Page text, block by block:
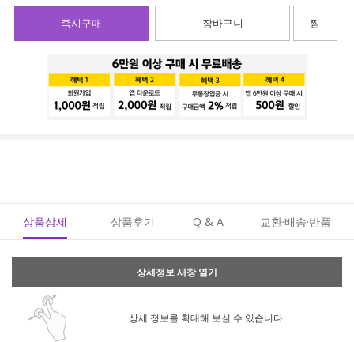
즉시구매 장바구니 찜
상품상세 상품후기 Q & A 교환·배송·반품
상세정보 새창 열기
상세 정보를 확대해 보실 수 있습니다.